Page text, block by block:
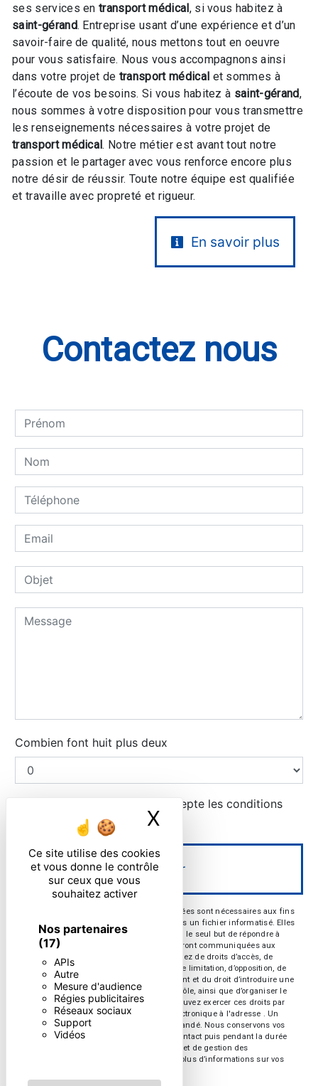
Ce site utilise des cookies
et vous donne le contrôle
sur ceux que vous
souhaitez activer
Nos partenaires
(17)
APIs
Autre
Mesure d'audience
Régies publicitaires
Réseaux sociaux
Support
Vidéos
X Masquer le
ses services entransport médical, si vous habitez à
saint-gérand. Entreprise usant d’une expérience et d’un
savoir-faire de qualité, nous mettons tout en oeuvre
pour vous satisfaire. Nous vous accompagnons ainsi
dans votre projet de transport médical et sommes à
l’écoute de vos besoins. Si vous habitez à saint-gérand,
nous sommes à votre disposition pour vous transmettre
les renseignements nécessaires à votre projet de
transport médical. Notre métier est avant tout notre
passion et le partager avec vous renforce encore plus
notre désir de réussir. Toute notre équipe est qualifiée
et travaille avec propreté et rigueur.
En savoir plus
Contactez nous
Combien font huit plus deux
En cochant cette case, j'accepte les conditions
particulières ci-dessous **
Envoyer
** Les données personnelles communiquées sont nécessaires aux fins
de vous contacter et sont enregistrées dans un fichier informatisé. Elles
sont destinées à et ses sous-traitants dans le seul but de répondre à
votre message. Les données collectées seront communiquées aux
seuls destinataires suivants: . Vous disposez de droits d’accès, de
rectification, d’effacement, de portabilité, de limitation, d’opposition, de
retrait de votre consentement à tout moment et du droit d’introduire une
réclamation auprès d’une autorité de contrôle, ainsi que d’organiser le
sort de vos données post-mortem. Vous pouvez exercer ces droits par
voie postale à l'adresse ou par courrier électronique à l'adresse . Un
justificatif d'identité pourra vous être demandé. Nous conservons vos
données pendant la période de prise de contact puis pendant la durée
de prescription légale aux fins probatoires et de gestion des
contentieux. Consultez le site cnil.fr pour plus d’informations sur vos